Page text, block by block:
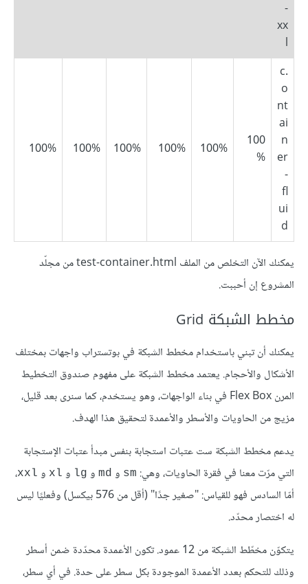
-
xx
l
.c
o
nt
ai
n
er
-
fl
ui
d
100
%
100%
100%
100%
100%
100%
يمكنك الآن التخلص من الملف test-container.html من مجلّد
المشروع إن أحببت.
مخطط الشبكة Grid
يمكنك أن تبني باستخدام مخطط الشبكة في بوتستراب واجهات بمختلف
الأشكال والأحجام. يعتمد مخطط الشبكة على مفهوم صندوق التخطيط
المرن Flex Box في بناء الواجهات، وهو يستخدم، كما سنرى بعد قليل،
مزيج من الحاويات والأسطر والأعمدة لتحقيق هذا الهدف.
يدعم مخطط الشبكة ست عتبات استجابة بنفس مبدأ عتبات الإستجابة
التي مرّت معنا في فقرة الحاويات، وهي: sm و md و lg و xl و xxl،
أمّا السادس فهو للقياس: "صغير جدًا" (أقل من 576 بيكسل) وفعليًا ليس
له اختصار محدّد.
يتكوّن مخطّط الشبكة من 12 عمود. تكون الأعمدة محدّدة ضمن أسطر
وذلك للتحكم بعدد الأعمدة الموجودة بكل سطر على حدة. في أي سطر،